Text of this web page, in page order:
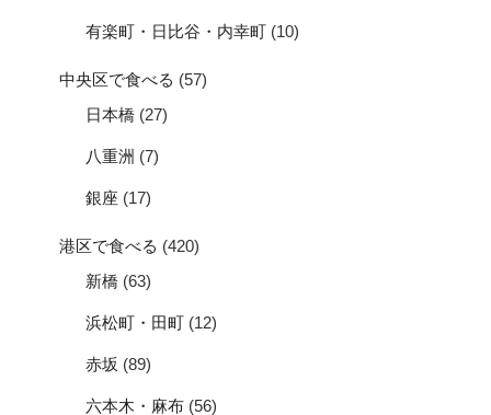
有楽町・日比谷・内幸町 (10)
中央区で食べる (57)
日本橋 (27)
八重洲 (7)
銀座 (17)
港区で食べる (420)
新橋 (63)
浜松町・田町 (12)
赤坂 (89)
六本木・麻布 (56)